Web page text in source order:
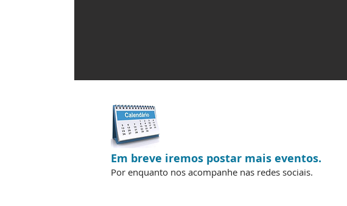
Em breve iremos postar mais eventos.
Por enquanto nos acompanhe nas redes sociais.